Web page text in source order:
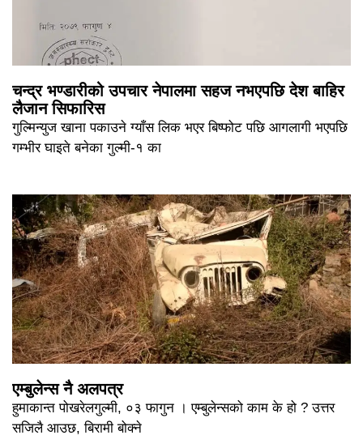
चन्द्र भण्डारीको उपचार नेपालमा सहज नभएपछि देश बाहिर
लैजान सिफारिस
गुल्मिन्युज खाना पकाउने ग्याँस लिक भएर बिष्फोट पछि आगलागी भएपछि
गम्भीर घाइते बनेका गुल्मी-१ का
एम्बुलेन्स नै अलपत्र
हुमाकान्त पोखरेलगुल्मी, ०३ फागुन । एम्बुलेन्सको काम के हो ? उत्तर
सजिलै आउछ, बिरामी बोक्ने